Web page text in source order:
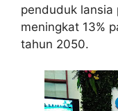
penduduk lansia
meningkat 13%
tahun 2050.